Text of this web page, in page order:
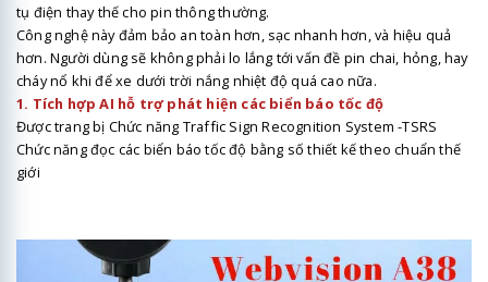
tụ điện thay thế cho pin thông thường.
Công nghệ này đảm bảo an toàn hơn, sạc nhanh hơn, và hiệu quả
hơn. Người dùng sẽ không phải lo lắng tới vấn đề pin chai, hỏng, hay
cháy nổ khi để xe dưới trời nắng nhiệt độ quá cao nữa.
1. Tích hợp AI hỗ trợ phát hiện các biển báo tốc độ
Được trang bị Chức năng Traffic Sign Recognition System -TSRS
Chức năng đọc các biển báo tốc độ bằng số thiết kế theo chuẩn thế
giới